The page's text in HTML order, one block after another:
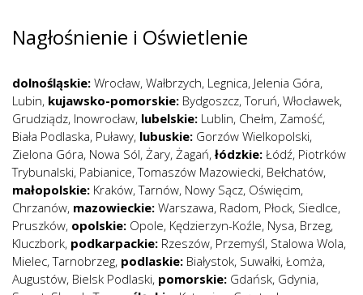
Nagłośnienie i Oświetlenie
dolnośląskie: Wrocław, Wałbrzych, Legnica, Jelenia Góra,
Lubin, kujawsko-pomorskie: Bydgoszcz,Toruń, Włocławek,
Grudziądz, Inowrocław, lubelskie: Lublin, Chełm, Zamość,
Biała Podlaska, Puławy, lubuskie: Gorzów Wielkopolski,
Zielona Góra, Nowa Sól, Żary, Żagań, łódzkie: Łódź, Piotrków
Trybunalski, Pabianice,Tomaszów Mazowiecki, Bełchatów,
małopolskie: Kraków,Tarnów, Nowy Sącz, Oświęcim,
Chrzanów, mazowieckie: Warszawa, Radom, Płock, Siedlce,
Pruszków, opolskie: Opole, Kędzierzyn-Koźle, Nysa, Brzeg,
Kluczbork, podkarpackie: Rzeszów, Przemyśl, Stalowa Wola,
Mielec,Tarnobrzeg, podlaskie: Białystok, Suwałki, Łomża,
Augustów, Bielsk Podlaski, pomorskie: Gdańsk, Gdynia,